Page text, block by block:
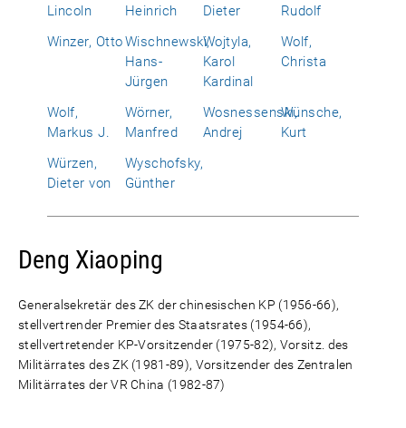
Lincoln
Heinrich
Dieter
Rudolf
Winzer, OttoWischnewski,
Hans-
Jürgen
Wojtyla,
Karol
Kardinal
Wolf,
Christa
Wolf,
Markus J.
Wörner,
Manfred
Wosnessenski,
Andrej
Wünsche,
Kurt
Würzen,
Dieter von
Wyschofsky,
Günther
Deng Xiaoping
Generalsekretär des ZK der chinesischen KP (1956-66),
stellvertrender Premier des Staatsrates (1954-66),
stellvertretender KP-Vorsitzender (1975-82), Vorsitz. des
Militärrates des ZK (1981-89), Vorsitzender des Zentralen
Militärrates der VR China (1982-87)